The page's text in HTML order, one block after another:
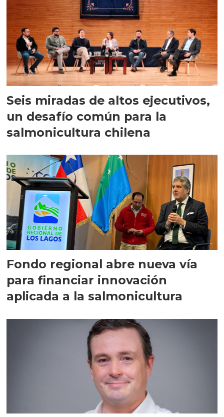
Seis miradas de altos ejecutivos,
un desafío común para la
salmonicultura chilena
Fondo regional abre nueva vía
para financiar innovación
aplicada a la salmonicultura